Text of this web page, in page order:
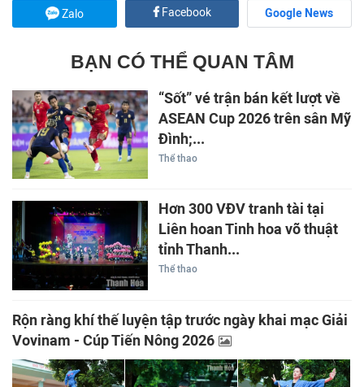
Zalo Facebook Google News
BẠN CÓ THỂ QUAN TÂM
“Sốt” vé trận bán kết lượt về
ASEAN Cup 2026 trên sân Mỹ
Đình;...
Thể thao
Hơn 300 VĐV tranh tài tại
Liên hoan Tinh hoa võ thuật
tỉnh Thanh...
Thể thao
Rộn ràng khí thế luyện tập trước ngày khai mạc Giải
Vovinam - Cúp Tiến Nông 2026